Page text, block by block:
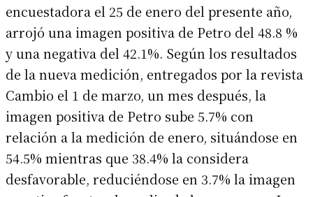
encuestadora el 25 de enero del presente año,
arrojó una imagen positiva de Petro del 48.8 %
y una negativa del 42.1%. Según los resultados
de la nueva medición, entregados por la revista
Cambio el 1 de marzo, un mes después, la
imagen positiva de Petro sube 5.7% con
relación a la medición de enero, situándose en
54.5% mientras que 38.4% la considera
desfavorable, reduciéndose en 3.7% la imagen